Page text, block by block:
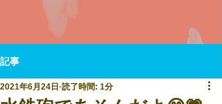
記事
2021年6月24日 読了時間: 1分